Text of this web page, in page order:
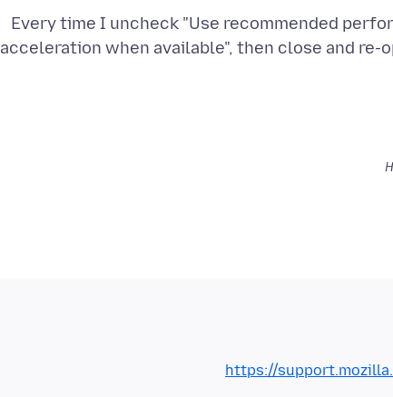
Every time I uncheck "Use recommended
acceleration when available", then close and
https://